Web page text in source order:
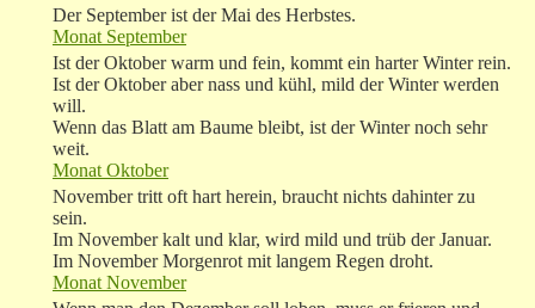
Der September ist der Mai des Herbstes.
Monat September
Ist der Oktober warm und fein, kommt ein harter Winter rein.
Ist der Oktober aber nass und kühl, mild der Winter werden
will.
Wenn das Blatt am Baume bleibt, ist der Winter noch sehr
weit.
Monat Oktober
November tritt oft hart herein, braucht nichts dahinter zu
sein.
Im November kalt und klar, wird mild und trüb der Januar.
Im November Morgenrot mit langem Regen droht.
Monat November